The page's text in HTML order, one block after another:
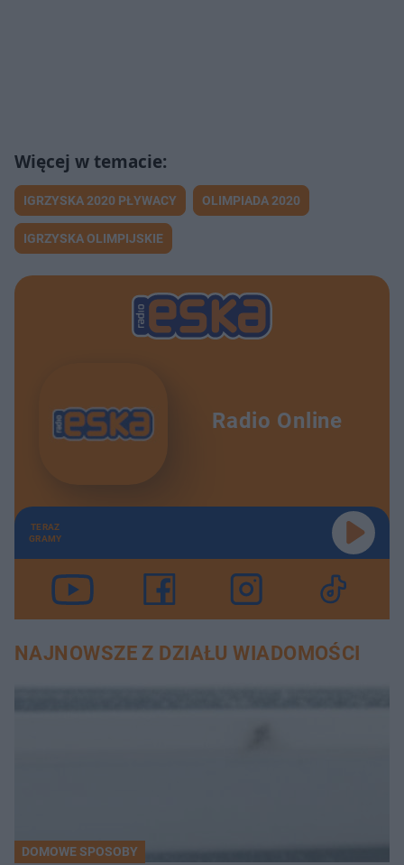
IGRZYSKA 2020 PŁYWACY OLIMPIADA 2020
IGRZYSKA OLIMPIJSKIE
Radio Online
TERAZ
GRAMY
NAJNOWSZE Z DZIAŁU WIADOMOŚCI
DOMOWE SPOSOBY